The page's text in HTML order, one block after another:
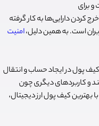
برای
کردن دارایی‌ها به کار گرفته
است. به همین دلیل،امنیت
پول در ایجاد حساب و انتقال
و کاربردهای دیگری چون
بهترین کیف پول ارز دیجیتال،